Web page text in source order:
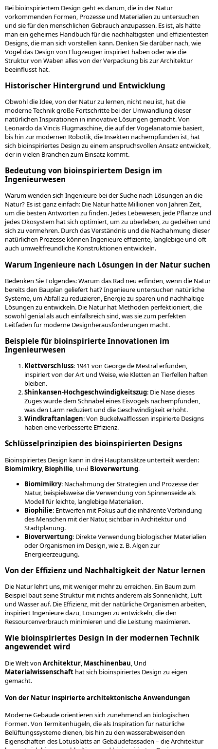
Bei bioinspiriertem Design geht es darum, die in der Natur
vorkommenden Formen, Prozesse und Materialien zu untersuchen
und sie für den menschlichen Gebrauch anzupassen. Es ist, als hätte
man ein geheimes Handbuch für die nachhaltigsten und effizientesten
Designs, die man sich vorstellen kann. Denken Sie darüber nach, wie
Vögel das Design von Flugzeugen inspiriert haben oder wie die
Struktur von Waben alles von der Verpackung bis zur Architektur
beeinflusst hat.
Historischer Hintergrund und Entwicklung
Obwohl die Idee, von der Natur zu lernen, nicht neu ist, hat die
moderne Technik große Fortschritte bei der Umwandlung dieser
natürlichen Inspirationen in innovative Lösungen gemacht. Von
Leonardo da Vincis Flugmaschine, die auf der Vogelanatomie basiert,
bis hin zur modernen Robotik, die Insekten nachempfunden ist, hat
sich bioinspiriertes Design zu einem anspruchsvollen Ansatz entwickelt,
der in vielen Branchen zum Einsatz kommt.
Bedeutung von bioinspiriertem Design im
Ingenieurwesen
Warum wenden sich Ingenieure bei der Suche nach Lösungen an die
Natur? Es ist ganz einfach: Die Natur hatte Millionen von Jahren Zeit,
um die besten Antworten zu finden. Jedes Lebewesen, jede Pflanze und
jedes Ökosystem hat sich optimiert, um zu überleben, zu gedeihen und
sich zu vermehren. Durch das Verständnis und die Nachahmung dieser
natürlichen Prozesse können Ingenieure effiziente, langlebige und oft
auch umweltfreundliche Konstruktionen entwickeln.
Warum Ingenieure nach Lösungen in der Natur suchen
Bedenken Sie Folgendes: Warum das Rad neu erfinden, wenn die Natur
bereits den Bauplan geliefert hat? Ingenieure untersuchen natürliche
Systeme, um Abfall zu reduzieren, Energie zu sparen und nachhaltige
Lösungen zu entwickeln. Die Natur hat Methoden perfektioniert, die
sowohl genial als auch einfallsreich sind, was sie zum perfekten
Leitfaden für moderne Designherausforderungen macht.
Beispiele für bioinspirierte Innovationen im
Ingenieurwesen
Klettverschluss: 1941 von George de Mestral erfunden,
inspiriert von der Art und Weise, wie Kletten an Tierfellen haften
bleiben.
Shinkansen-Hochgeschwindigkeitszug: Die Nase dieses
Zuges wurde dem Schnabel eines Eisvogels nachempfunden,
was den Lärm reduziert und die Geschwindigkeit erhöht.
Windkraftanlagen: Von Buckelwalflossen inspirierte Designs
haben eine verbesserte Effizienz.
Schlüsselprinzipien des bioinspirierten Designs
Bioinspiriertes Design kann in drei Hauptansätze unterteilt werden:
Biomimikry, Biophilie, Und Bioverwertung.
Biomimikry: Nachahmung der Strategien und Prozesse der
Natur, beispielsweise die Verwendung von Spinnenseide als
Modell für leichte, langlebige Materialien.
Biophilie: Entwerfen mit Fokus auf die inhärente Verbindung
des Menschen mit der Natur, sichtbar in Architektur und
Stadtplanung.
Bioverwertung: Direkte Verwendung biologischer Materialien
oder Organismen im Design, wie z. B. Algen zur
Energieerzeugung.
Von der Effizienz und Nachhaltigkeit der Natur lernen
Die Natur lehrt uns, mit weniger mehr zu erreichen. Ein Baum zum
Beispiel baut seine Struktur mit nichts anderem als Sonnenlicht, Luft
und Wasser auf. Die Effizienz, mit der natürliche Organismen arbeiten,
inspiriert Ingenieure dazu, Lösungen zu entwickeln, die den
Ressourcenverbrauch minimieren und die Leistung maximieren.
Wie bioinspiriertes Design in der modernen Technik
angewendet wird
Die Welt von Architektur Maschinenbau , Und
Materialwissenschaft hat sich bioinspiriertes Design zu eigen
gemacht.
Von der Natur inspirierte architektonische Anwendungen
Moderne Gebäude orientieren sich zunehmend an biologischen
Formen. Von Termitenhügeln, die als Inspiration für natürliche
Belüftungssysteme dienen, bis hin zu den wasserabweisenden
Eigenschaften des Lotusblatts an Gebäudefassaden – die Architektur